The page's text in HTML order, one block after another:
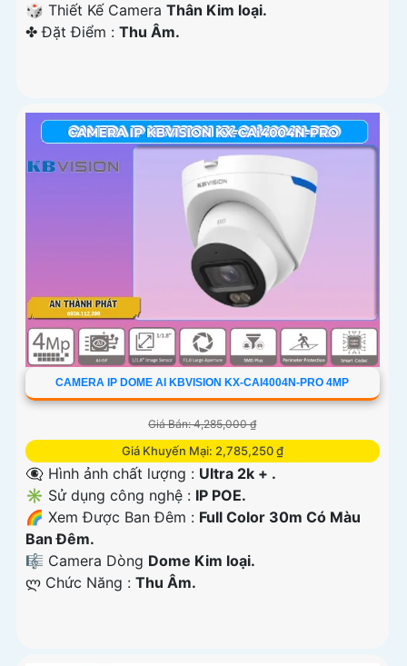
🎲 Thiết Kế Camera Thân Kim loại.
️✤ Đặt Điểm : Thu Âm.
CAMERA IP DOME AI KBVISION KX-CAI4004N-PRO 4MP
Giá Bán: 4,285,000 ₫
Giá Khuyến Mại: 2,785,250 ₫
👁️‍🗨 Hình ảnh chất lượng : Ultra 2k + .
✳️ Sử dụng công nghệ : IP POE.
🌈 Xem Được Ban Đêm : Full Color 30m Có Màu
Ban Ðêm.
🎼️ Camera Dòng Dome Kim loại.
️ლ Chức Năng : Thu Âm.